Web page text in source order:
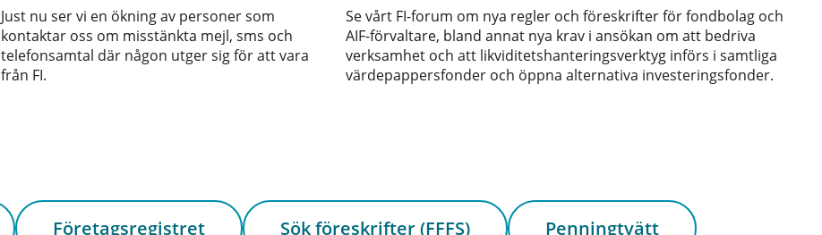
Just nu ser vi en ökning av personer som
kontaktar oss om misstänkta mejl, sms och
telefonsamtal där någon utger sig för att vara
från FI.
Se vårt FI-forum om nya regler och föreskrifter för fondbolag och
AIF-förvaltare, bland annat nya krav i ansökan om att bedriva
verksamhet och att likviditetshanteringsverktyg införs i samtliga
värdepappersfonder och öppna alternativa investeringsfonder.
Företagsregistret Sök föreskrifter (FFFS) Penningtvätt